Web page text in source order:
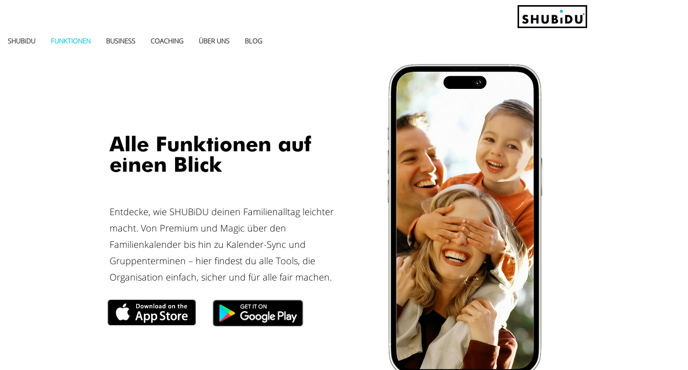
SHUBiDU FUNKTIONEN BUSINESS COACHING ÜBER UNS BLOG
Alle Funktionen auf
einen Blick
Entdecke, wie SHUBiDU deinen Familienalltag leichter
macht. Von Premium und Magic über den
Familienkalender bis hin zu Kalender-Sync und
Gruppenterminen – hier findest du alle Tools, die
Organisation einfach, sicher und für alle fair machen.